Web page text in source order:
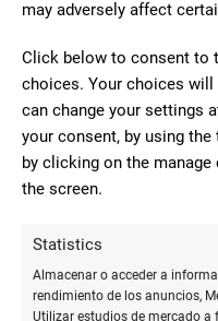
may adversely affect
Click below to consent to
choices. Your choices
can change your settings
your consent, by using
by clicking on the
the screen.
Statistics
Almacenar o acceder a
rendimiento de los anuncios,
Utilizar estudios de mercado a
Álvaro
Domínguez
Vázquez
tanto
lo
solo por lo bonito que